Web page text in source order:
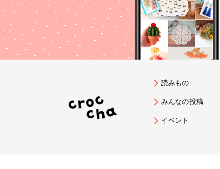
読みもの
みんなの投稿
イベント